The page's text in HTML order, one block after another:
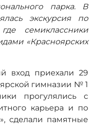
парка. В
экскурсия по
семиклассники
«Красноярских
вход приехали 29
гимназии № 1
прогулялись с
карьера и по
сделали памятные